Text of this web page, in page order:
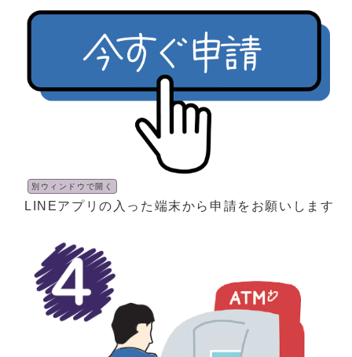
別ウィンドウで開く
LINEアプリの入った端末から申請をお願いします